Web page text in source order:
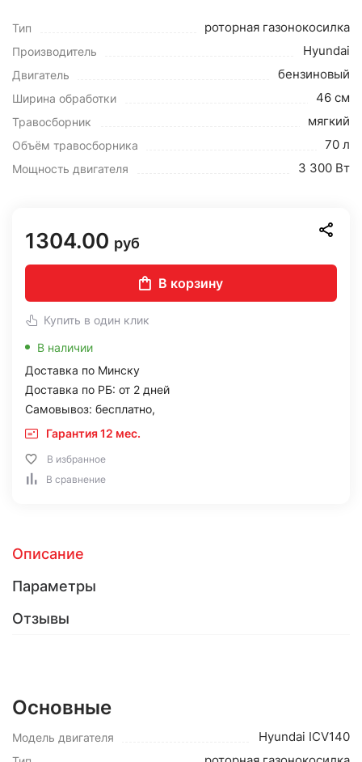
Тип роторная газонокосилка
Производитель Hyundai
Двигатель бензиновый
Ширина обработки 46 см
Травосборник мягкий
Объём травосборника 70 л
Мощность двигателя 3 300 Вт
1304.00 руб
В корзину
Купить в один клик
В наличии
Доставка по Минску
Доставка по РБ: от 2 дней
Самовывоз: бесплатно,
Гарантия 12 мес.
В избранное
В сравнение
Описание
Параметры
Отзывы
Основные
Модель двигателя Hyundai ICV140